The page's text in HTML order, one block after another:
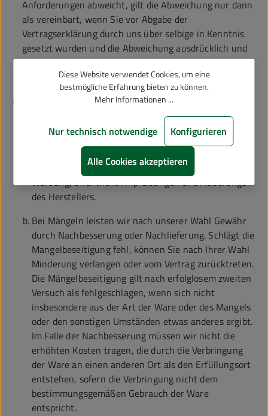
Anforderungen abweicht, gilt die Abweichung nur dann
als vereinbart, wenn Sie vor Abgabe der
Vertragserklärung durch uns über selbige in Kenntnis
gesetzt wurden und die Abweichung ausdrücklich und
gesondert zwischen den Vertragsparteien vereinbart
Soweit Sie Unternehmer sind, gilt abweichend von den
vorstehenden Gewährleistungsregelungen:
Als Beschaffenheit der Ware gelten nur unsere
eigenen Angaben und die Produktbeschreibung des
Herstellers als vereinbart, nicht jedoch sonstige
Werbung, öffentliche Anpreisungen und Äußerungen
des Herstellers.
Bei Mängeln leisten wir nach unserer Wahl Gewähr
durch Nachbesserung oder Nachlieferung. Schlägt die
Mangelbeseitigung fehl, können Sie nach Ihrer Wahl
Minderung verlangen oder vom Vertrag zurücktreten.
Die Mängelbeseitigung gilt nach erfolglosem zweiten
Versuch als fehlgeschlagen, wenn sich nicht
insbesondere aus der Art der Ware oder des Mangels
oder den sonstigen Umständen etwas anderes ergibt.
Im Falle der Nachbesserung müssen wir nicht die
erhöhten Kosten tragen, die durch die Verbringung
der Ware an einen anderen Ort als den Erfüllungsort
entstehen, sofern die Verbringung nicht dem
bestimmungsgemäßen Gebrauch der Ware
entspricht.
Diese Website verwendet Cookies, um eine
bestmögliche Erfahrung bieten zu können.
Mehr Informationen ...
Nur technisch notwendige Konfigurieren
Alle Cookies akzeptieren